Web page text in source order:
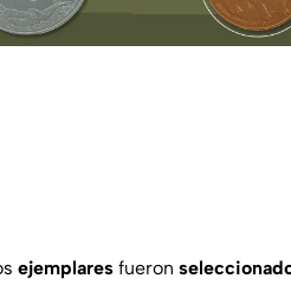
ejemplares fueron